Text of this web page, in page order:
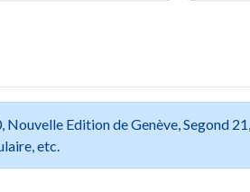
Edition de Genève, Segond
etc.